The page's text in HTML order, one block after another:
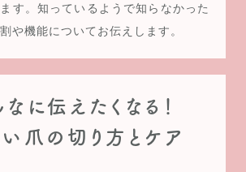
す。知っているようで知らなかった
や機能についてお伝えします。
に伝えたくなる！
い爪の切り方とケア